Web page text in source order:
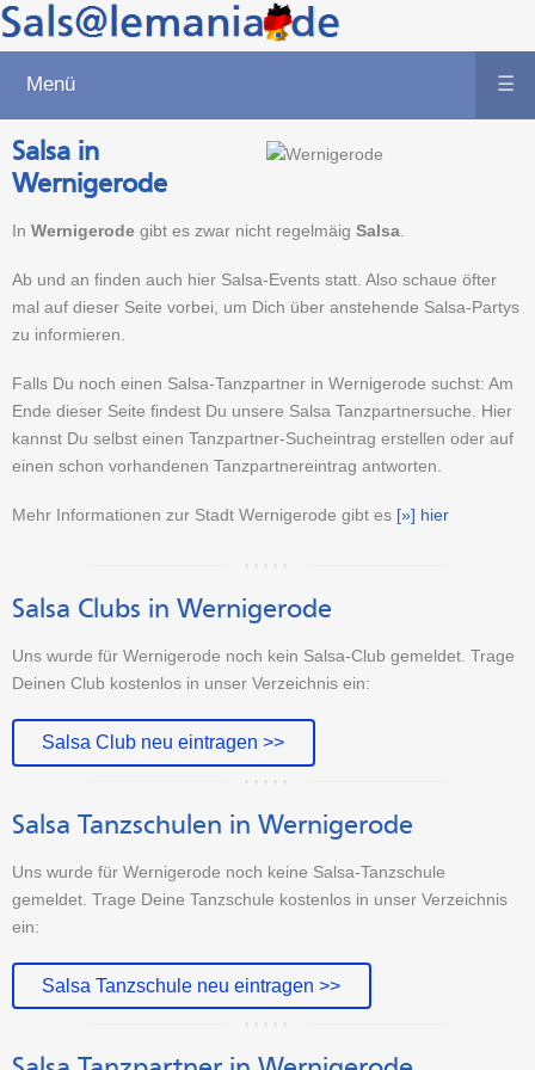
Menü ☰
Salsa in
Wernigerode
In Wernigerode gibt es zwar nicht regelmäig Salsa
Ab und an finden auch hier Salsa-Events statt. Also schaue öfter
mal auf dieser Seite vorbei, um Dich über anstehende Salsa-Partys
zu informieren.
Falls Du noch einen Salsa-Tanzpartner in Wernigerode suchst: Am
Ende dieser Seite findest Du unsere Salsa Tanzpartnersuche. Hier
kannst Du selbst einen Tanzpartner-Sucheintrag erstellen oder auf
einen schon vorhandenen Tanzpartnereintrag antworten.
Mehr Informationen zur Stadt Wernigerode gibt es [»] hier
Salsa Clubs in Wernigerode
Uns wurde für Wernigerode noch kein Salsa-Club gemeldet. Trage
Deinen Club kostenlos in unser Verzeichnis ein:
Salsa Club neu eintragen >>
Salsa Tanzschulen in Wernigerode
Uns wurde für Wernigerode noch keine Salsa-Tanzschule
gemeldet. Trage Deine Tanzschule kostenlos in unser Verzeichnis
ein:
Salsa Tanzschule neu eintragen >>